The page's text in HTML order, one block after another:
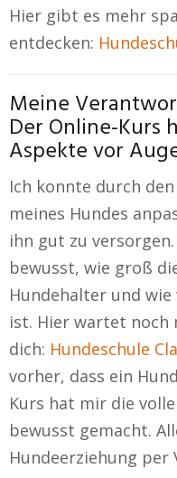
Hier gibt es mehr
entdecken:
Meine
Der Online-Kurs
Aspekte vor
Ich konnte durch
meines Hundes
ihn gut zu
bewusst, wie groß
Hundehalter und
ist. Hier wartet noch
dich: Hundeschule
vorher, dass ein
Kurs hat mir die
bewusst gemacht.
Hundeerziehung per